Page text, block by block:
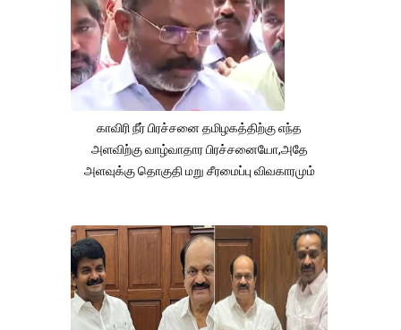
காவிரி நீர் பிரச்சனை தமிழகத்திற்கு எந்த
அளவிற்கு வாழ்வாதார பிரச்சனையோ,அதே
அளவுக்கு தொகுதி மறு சீரமைப்பு விவகாரமும்